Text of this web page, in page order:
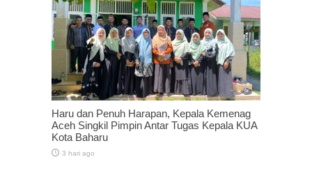
Haru dan Penuh Harapan, Kepala Kemenag
Aceh Singkil Pimpin Antar Tugas Kepala KUA
Kota Baharu
3 hari ago